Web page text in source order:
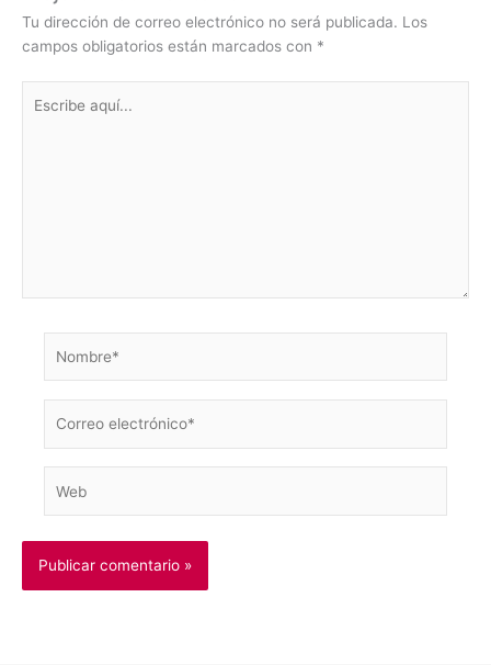
Tu dirección de correo electrónico no será publicada. Los
campos obligatorios están marcados con *
aquí...
electrónico*